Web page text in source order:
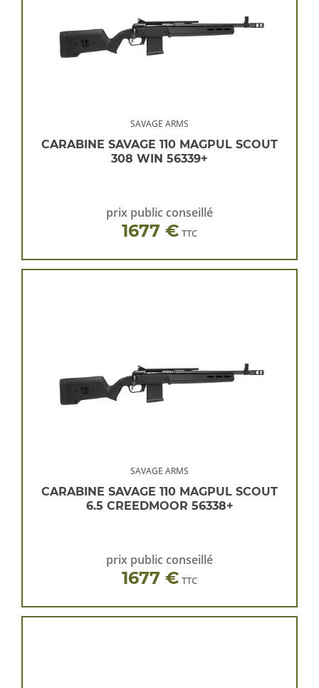
SAVAGE ARMS
CARABINE SAVAGE 110 MAGPUL SCOUT
308 WIN 56339+
prix public conseillé
1677 € TTC
SAVAGE ARMS
CARABINE SAVAGE 110 MAGPUL SCOUT
6.5 CREEDMOOR 56338+
prix public conseillé
1677 € TTC